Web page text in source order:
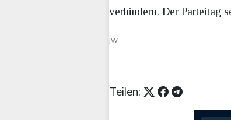
verhindern. Der Parteitag
jw
Teilen: